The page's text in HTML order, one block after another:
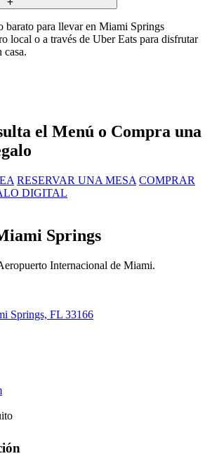
barato para llevar en Miami Springs
local o a través de Uber Eats para disfrutar
casa.
el Menú o Compra una
RESERVAR UNA MESA COMPRAR
DIGITAL
Springs
Internacional de Miami.
Springs, FL 33166